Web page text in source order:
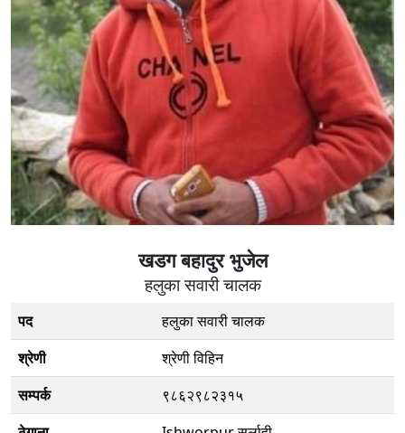
खडग बहादुर भुजेल
हलुका सवारी चालक
पद
हलुका सवारी चालक
श्रेणी
श्रेणी विहिन
सम्पर्क
९८६२९८२३१५